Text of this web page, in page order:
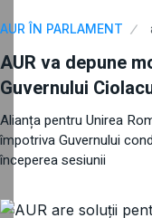
AUR ÎN PARLAMENT
AUR va depune
Guvernului
Alianța pentru Unirea
împotriva Guvernului
începerea sesiunii